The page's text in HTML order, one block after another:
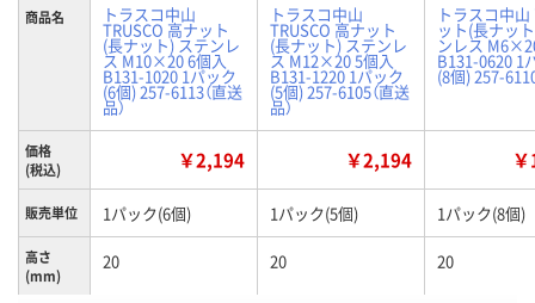
商品名 トラスコ中山
TRUSCO 高ナット
(長ナット) ステンレ
ス M10×20 6個入
B131-1020 1パック
(6個) 257-6113（直送
品）
トラスコ中山
TRUSCO 高ナット
(長ナット) ステンレ
ス M12×20 5個入
B131-1220 1パック
(5個) 257-6105（直送
品）
トラスコ中
ット(長ナッ
ンレス
B131-0620 1
(8個) 257-
価格
(税込)
￥2,194 ￥2,194
販売単位 1パック(6個) 1パック(5個) 1パック(8個)
高さ
(mm)
20 20 20